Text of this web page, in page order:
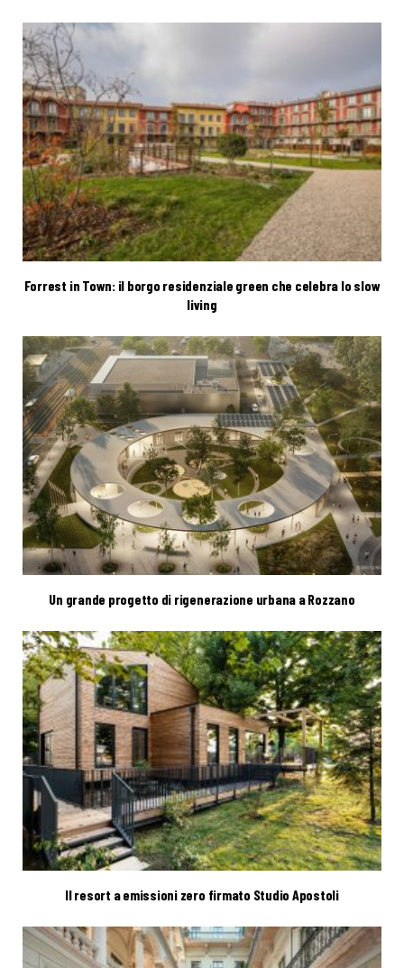
Forrest in Town: il borgo residenziale green che celebra lo slow
living
Un grande progetto di rigenerazione urbana a Rozzano
Il resort a emissioni zero firmato Studio Apostoli